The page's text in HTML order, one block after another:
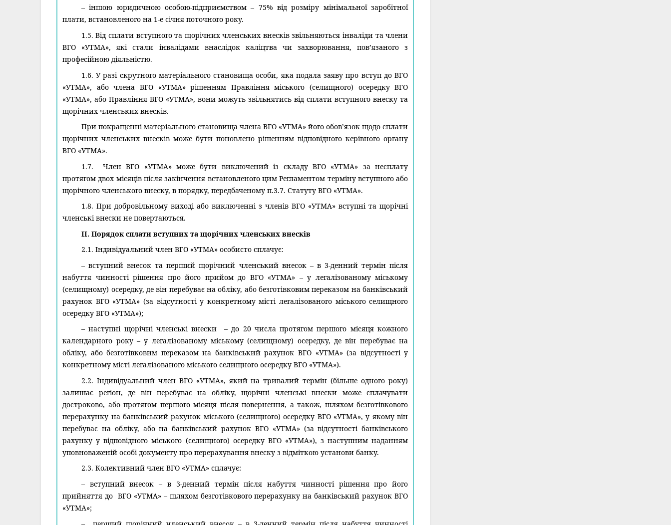
– іншою юридичною особою-підприємством – 75% від розміру мінімальної заробітної
плати, встановленого на 1-е січня поточного року.
1.5. Від сплати вступного та щорічних членських внесків звільняються інваліди та члени
ВГО «УТМА», які стали інвалідами внаслідок каліцтва чи захворювання, пов’язаного з
професійною діяльністю.
1.6. У разі скрутного матеріального становища особи, яка подала заяву про вступ до ВГО
«УТМА», або члена ВГО «УТМА» рішенням Правління міського (селищного) осередку ВГО
«УТМА», або Правління ВГО «УТМА», вони можуть звільнятись від сплати вступного внеску та
щорічних членських внесків.
При покращенні матеріального становища члена ВГО «УТМА» його обов’язок щодо сплати
щорічних членських внесків може бути поновлено рішенням відповідного керівного органу
ВГО «УТМА».
1.7. Член ВГО «УТМА» може бути виключений із складу ВГО «УТМА» за несплату
протягом двох місяців після закінчення встановленого цим Регламентом терміну вступного або
щорічного членського внеску, в порядку, передбаченому п.3.7. Статуту ВГО «УТМА».
1.8. При добровільному виході або виключенні з членів ВГО «УТМА» вступні та щорічні
членські внески не повертаються.
II. Порядок сплати вступних та щорічних членських внесків
2.1. Індивідуальний член ВГО «УТМА» особисто сплачує:
– вступний внесок та перший щорічний членський внесок – в 3-денний термін після
набуття чинності рішення про його прийом до ВГО «УТМА» – у легалізованому міському
(селищному) осередку, де він перебуває на обліку, або безготівковим переказом на банківський
рахунок ВГО «УТМА» (за відсутності у конкретному місті легалізованого міського селищного
осередку ВГО «УТМА»);
– наступні щорічні членські внески – до 20 числа протягом першого місяця кожного
календарного року – у легалізованому міському (селищному) осередку, де він перебуває на
обліку, або безготівковим переказом на банківський рахунок ВГО «УТМА» (за відсутності у
конкретному місті легалізованого міського селищного осередку ВГО «УТМА»).
2.2. Індивідуальний член ВГО «УТМА», який на тривалий термін (більше одного року)
залишає регіон, де він перебуває на обліку, щорічні членські внески може сплачувати
достроково, або протягом першого місяця після повернення, а також, шляхом безготівкового
перерахунку на банківський рахунок міського (селищного) осередку ВГО «УТМА», у якому він
перебуває на обліку, або на банківський рахунок ВГО «УТМА» (за відсутності банківського
рахунку у відповідного міського (селищного) осередку ВГО «УТМА»), з наступним наданням
уповноваженій особі документу про перерахування внеску з відміткою установи банку.
2.3. Колективний член ВГО «УТМА» сплачує:
– вступний внесок – в 3-денний термін після набуття чинності рішення про його
прийняття до ВГО «УТМА» – шляхом безготівкового перерахунку на банківський рахунок ВГО
«УТМА»;